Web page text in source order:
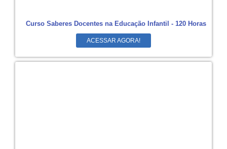
Curso Saberes Docentes na Educação Infantil - 120 Horas
ACESSAR AGORA!